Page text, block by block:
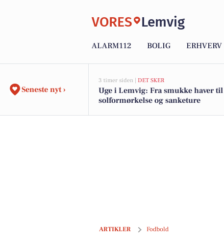
VORES Lemvig
ALARM112 BOLIG ERHVERV
Seneste nyt ›
3 timer siden | DET SKER
Uge i Lemvig: Fra smukke haver til
solformørkelse og sanketure
ARTIKLER Fodbold
Flemming Henriksen tilfreds med sejr: